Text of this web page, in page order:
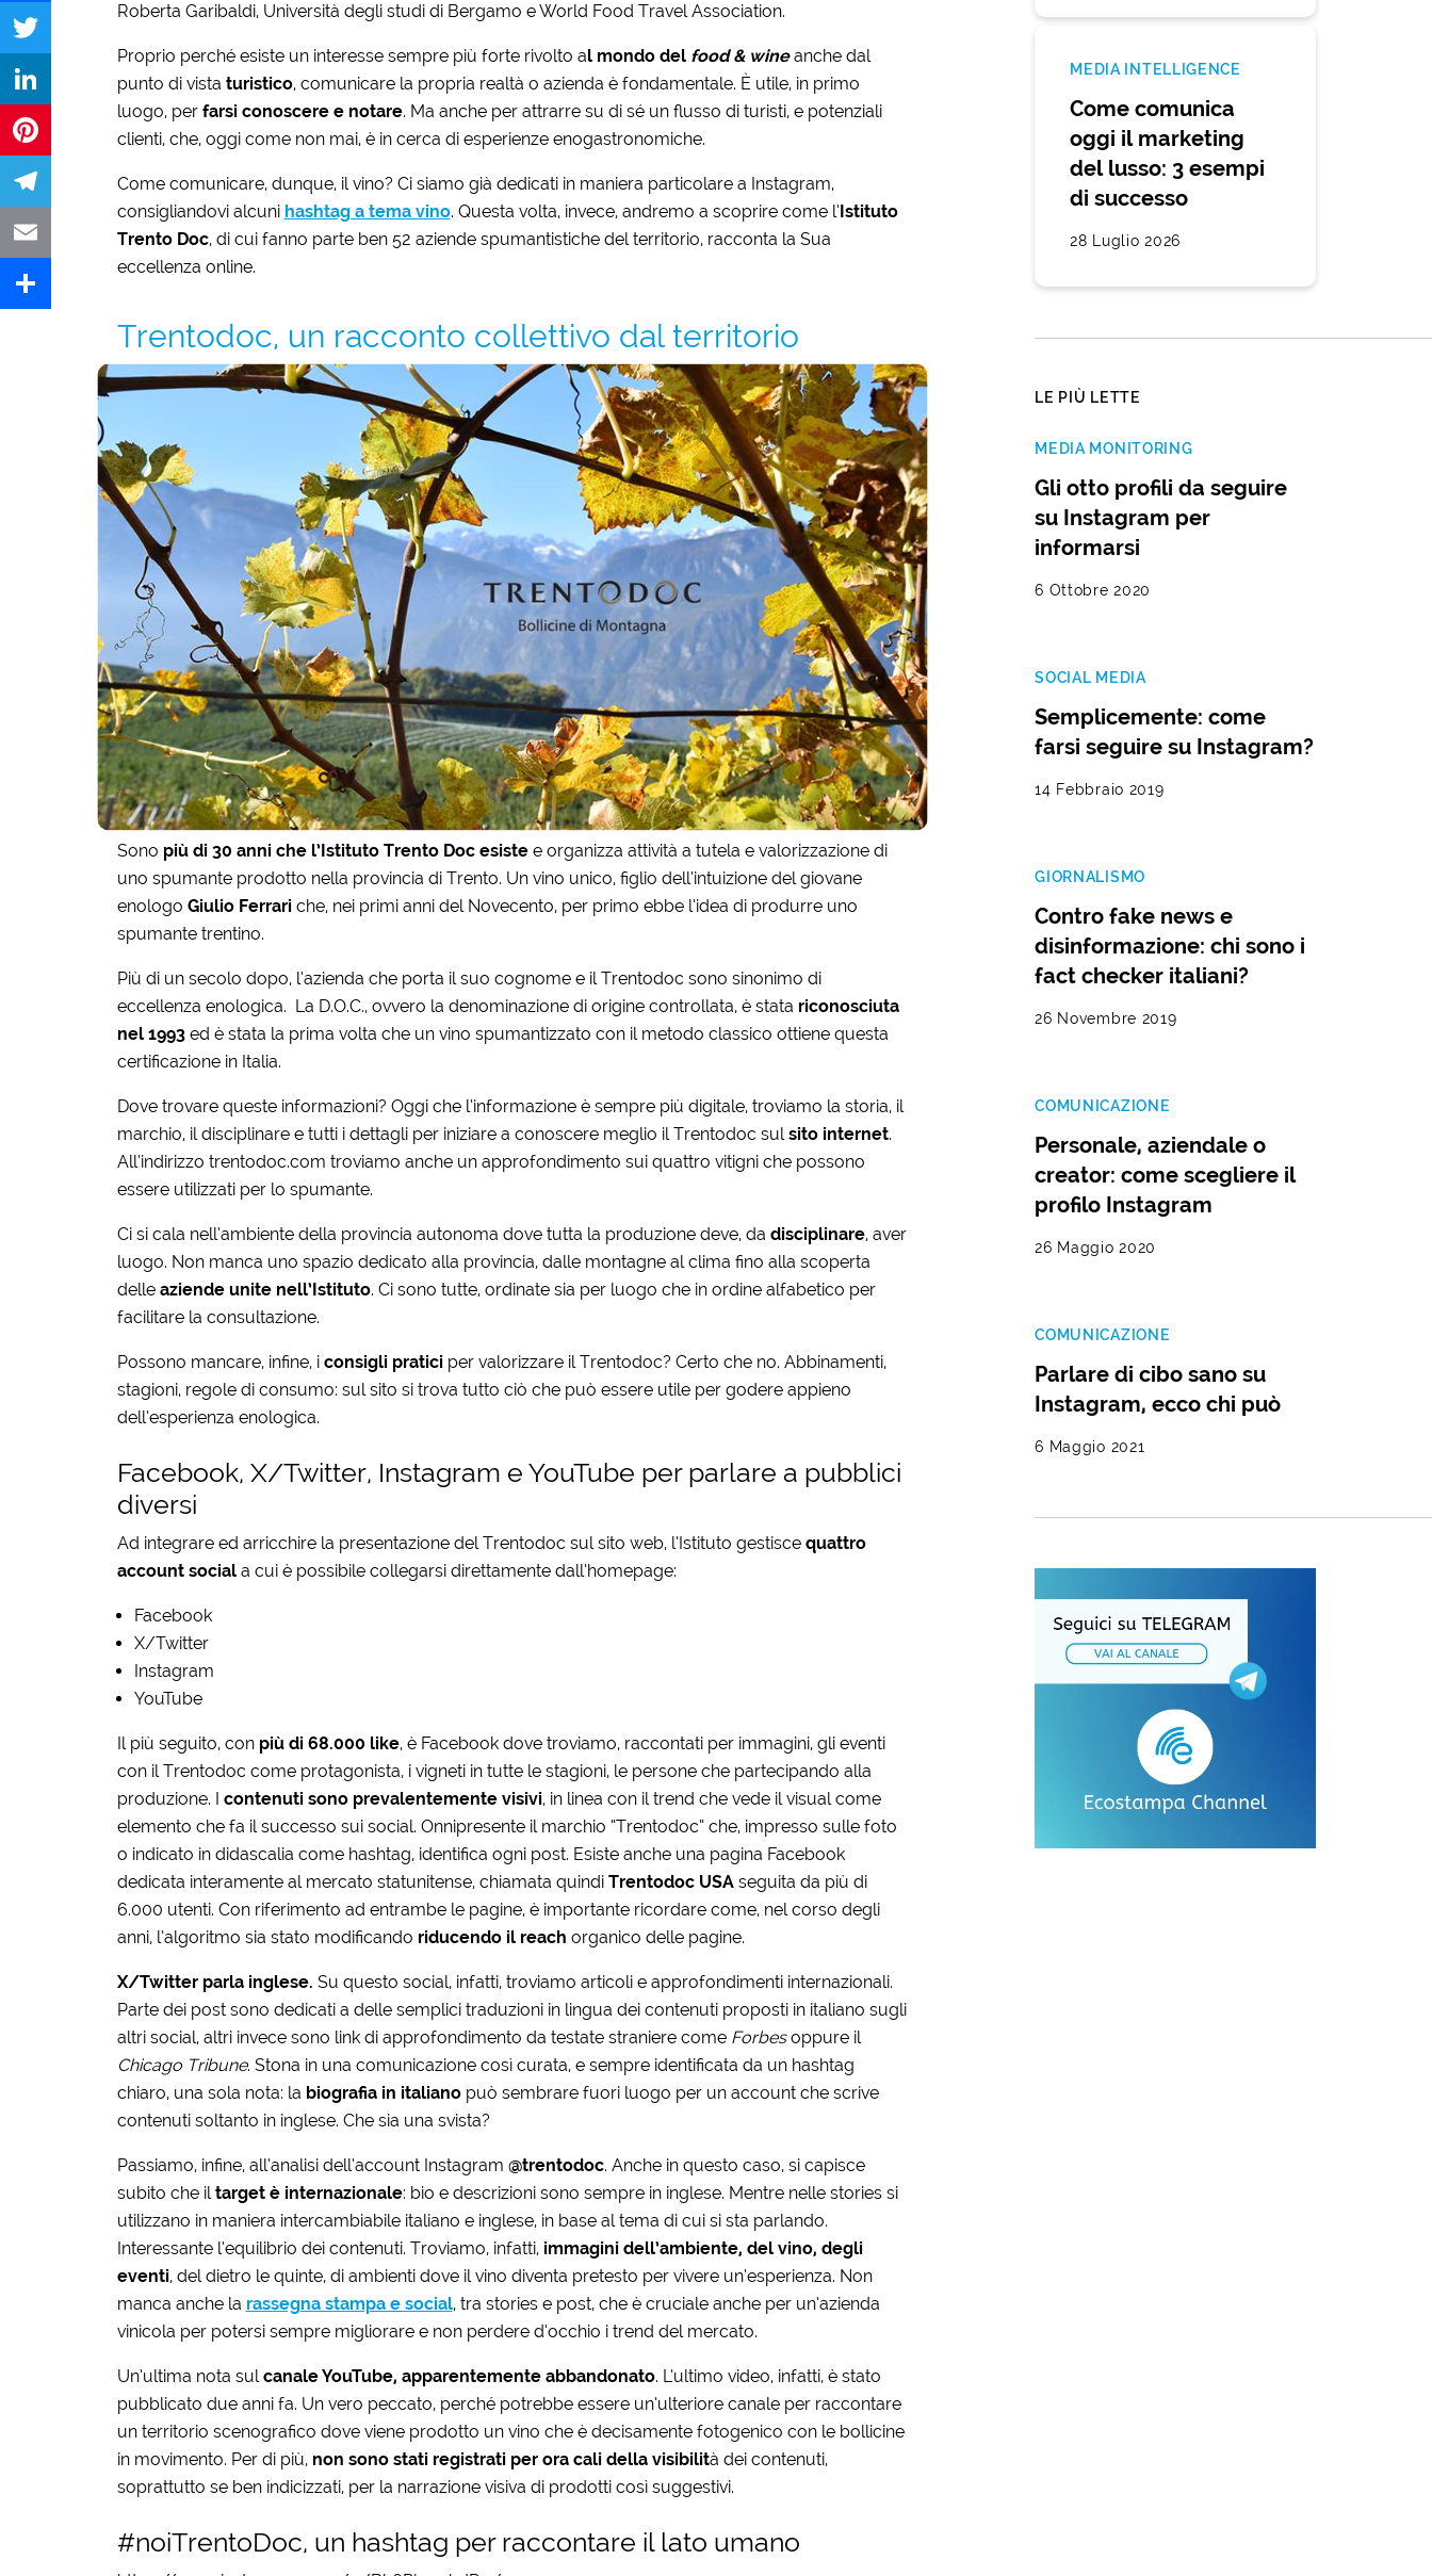
Facebook
Twitter
LinkedIn
Pinterest
Telegram
Email
Roberta Garibaldi, Università degli studi di Bergamo e World Food Travel Association.
Proprio perché esiste un interesse sempre più forte rivolto al mondo del food & wineanche dal
punto di vista turistico, comunicare la propria realtà o azienda è fondamentale. È utile, in primo
luogo, per farsi conoscere e notare. Ma anche per attrarre su di sé un flusso di turisti, e potenziali
clienti, che, oggi come non mai, è in cerca di esperienze enogastronomiche.
Come comunicare, dunque, il vino? Ci siamo già dedicati in maniera particolare a Instagram,
consigliandovi alcuni hashtag a tema vino. Questa volta, invece, andremo a scoprire come l’Istituto
Trento Doc, di cui fanno parte ben 52 aziende spumantistiche del territorio, racconta la Sua
eccellenza online.
Trentodoc, un racconto collettivo dal territorio
Sono più di 30 anni che l’Istituto Trento Doc esistee organizza attività a tutela e valorizzazione di
uno spumante prodotto nella provincia di Trento. Un vino unico, figlio dell’intuizione del giovane
enologo Giulio Ferrariche, nei primi anni del Novecento, per primo ebbe l’idea di produrre uno
spumante trentino.
Più di un secolo dopo, l’azienda che porta il suo cognome e il Trentodoc sono sinonimo di
eccellenza enologica. La D.O.C., ovvero la denominazione di origine controllata, è stata riconosciuta
nel 1993ed è stata la prima volta che un vino spumantizzato con il metodo classico ottiene questa
certificazione in Italia.
Dove trovare queste informazioni? Oggi che l’informazione è sempre più digitale, troviamo la storia, il
marchio, il disciplinare e tutti i dettagli per iniziare a conoscere meglio il Trentodoc sulsito internet.
All’indirizzo trentodoc.com troviamo anche un approfondimento sui quattro vitigni che possono
essere utilizzati per lo spumante.
Ci si cala nell’ambiente della provincia autonoma dove tutta la produzione deve, da disciplinare, aver
luogo. Non manca uno spazio dedicato alla provincia, dalle montagne al clima fino alla scoperta
delle aziende unite nell’Istituto. Ci sono tutte, ordinate sia per luogo che in ordine alfabetico per
facilitare la consultazione.
Possono mancare, infine, i consigli praticiper valorizzare il Trentodoc? Certo che no. Abbinamenti,
stagioni, regole di consumo: sul sito si trova tutto ciò che può essere utile per godere appieno
dell’esperienza enologica.
Facebook, X/Twitter, Instagram e YouTube per parlare a pubblici
diversi
Ad integrare ed arricchire la presentazione del Trentodoc sul sito web, l’Istituto gestisce quattro
account sociala cui è possibile collegarsi direttamente dall’homepage:
Facebook
X/Twitter
Instagram
YouTube
Il più seguito, con più di 68.000 like, è Facebook dove troviamo, raccontati per immagini, gli eventi
con il Trentodoc come protagonista, i vigneti in tutte le stagioni, le persone che partecipando alla
produzione. I contenuti sono prevalentemente visivi, in linea con il trend che vede il visual come
elemento che fa il successo sui social. Onnipresente il marchio “Trentodoc” che, impresso sulle foto
o indicato in didascalia come hashtag, identifica ogni post. Esiste anche una pagina Facebook
dedicata interamente al mercato statunitense, chiamata quindi Trentodoc USAseguita da più di
6.000 utenti. Con riferimento ad entrambe le pagine, è importante ricordare come, nel corso degli
anni, l’algoritmo sia stato modificando riducendo il reach organico delle pagine.
X/Twitter parla inglese. Su questo social, infatti, troviamo articoli e approfondimenti internazionali.
Parte dei post sono dedicati a delle semplici traduzioni in lingua dei contenuti proposti in italiano sugli
altri social, altri invece sono link di approfondimento da testate straniere come Forbesoppure il
Chicago Tribune. Stona in una comunicazione così curata, e sempre identificata da un hashtag
chiaro, una sola nota: la biografia in italianopuò sembrare fuori luogo per un account che scrive
contenuti soltanto in inglese. Che sia una svista?
Passiamo, infine, all’analisi dell’account Instagram @trentodoc. Anche in questo caso, si capisce
subito che iltarget è internazionale: bio e descrizioni sono sempre in inglese. Mentre nelle stories si
utilizzano in maniera intercambiabile italiano e inglese, in base al tema di cui si sta parlando.
Interessante l’equilibrio dei contenuti. Troviamo, infatti, immagini dell’ambiente, del vino, degli
eventi, del dietro le quinte, di ambienti dove il vino diventa pretesto per vivere un’esperienza. Non
manca anche la rassegna stampa e social, tra stories e post, che è cruciale anche per un’azienda
vinicola per potersi sempre migliorare e non perdere d’occhio i trend del mercato.
Un’ultima nota sulcanale YouTube, apparentemente abbandonato. L’ultimo video, infatti, è stato
pubblicato due anni fa. Un vero peccato, perché potrebbe essere un’ulteriore canale per raccontare
un territorio scenografico dove viene prodotto un vino che è decisamente fotogenico con le bollicine
in movimento. Per di più, non sono stati registrati per ora cali della visibilità dei contenuti,
soprattutto se ben indicizzati, per la narrazione visiva di prodotti così suggestivi.
#noiTrentoDoc, un hashtag per raccontare il lato umano
MEDIA INTELLIGENCE
Come comunica
oggi il marketing
del lusso: 3 esempi
di successo
28 Luglio 2026
LE PIÙ LETTE
MEDIA MONITORING
Gli otto profili da seguire
su Instagram per
informarsi
6 Ottobre 2020
SOCIAL MEDIA
Semplicemente: come
farsi seguire su Instagram?
14 Febbraio 2019
GIORNALISMO
Contro fake news e
disinformazione: chi sono i
fact checker italiani?
26 Novembre 2019
COMUNICAZIONE
Personale, aziendale o
creator: come scegliere il
profilo Instagram
26 Maggio 2020
COMUNICAZIONE
Parlare di cibo sano su
Instagram, ecco chi può
6 Maggio 2021